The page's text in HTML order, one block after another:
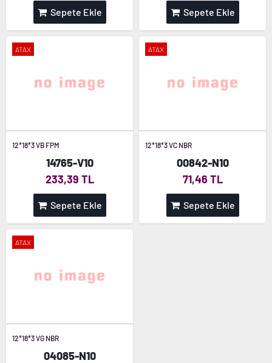
Sepete Ekle Sepete Ekle
ATAX
12*18*3 VB FPM
14765-V10
233,39 TL
Sepete Ekle
ATAX
12*18*3 VC NBR
00842-N10
71,46 TL
Sepete Ekle
ATAX
12*18*3 VG NBR
04085-N10